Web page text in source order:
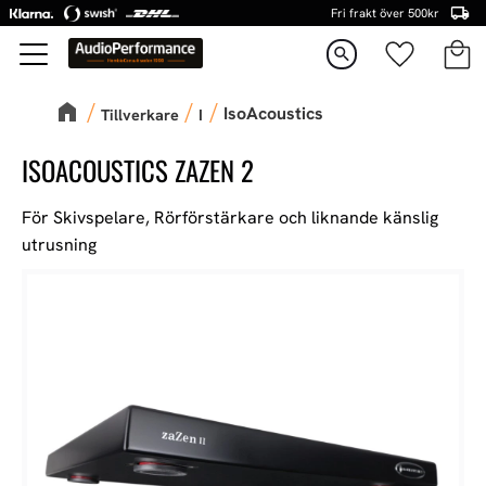
Meny
Fri frakt över 500kr
search Favoriter
Tillverkare I IsoAcoustics
ISOACOUSTICS ZAZEN 2
För Skivspelare, Rörförstärkare och liknande känslig
utrusning